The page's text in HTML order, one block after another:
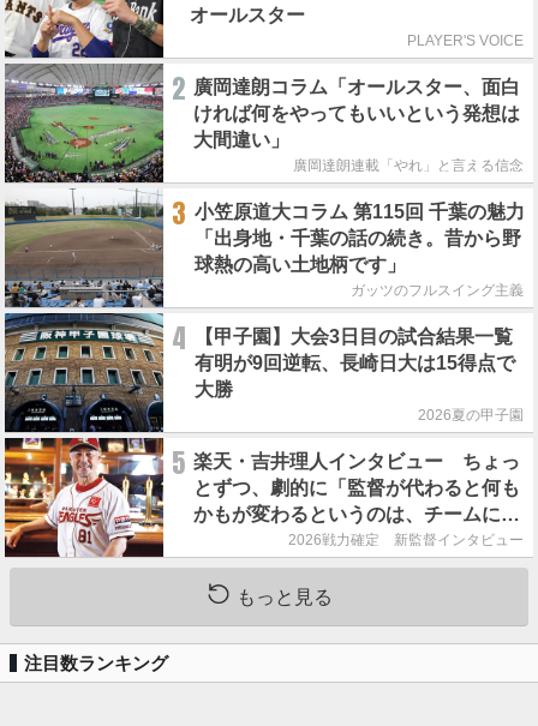
オールスター
PLAYER'S VOICE
2 廣岡達朗コラム「オールスター、面白
ければ何をやってもいいという発想は
大間違い」
廣岡達朗連載「やれ」と言える信念
3 小笠原道大コラム 第115回 千葉の魅力
「出身地・千葉の話の続き。昔から野
球熱の高い土地柄です」
ガッツのフルスイング主義
4
【甲子園】大会3日目の試合結果一覧
有明が9回逆転、長崎日大は15得点で
大勝
2026夏の甲子園
5 楽天・吉井理人インタビュー ちょっ
とずつ、劇的に「監督が代わると何も
かもが変わるというのは、チームにと
って良くないことなんです」
2026戦力確定 新監督インタビュー
もっと見る
注目数ランキング